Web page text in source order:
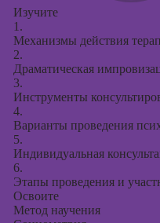
Изучите
1.
Механизмы действия
2.
Драматическая
3.
Инструменты
4.
Варианты проведения
5.
Индивидуальная
6.
Этапы проведения и
Освоите
Метод научения